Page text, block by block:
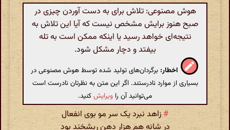
هوش مصنوعی: تلاش برای به دست آوردن چیزی در
صبح هنوز برایش مشخص نیست که آیا این تلاش به
نتیجه‌ای خواهد رسید یا اینکه ممکن است به تله
بیفتد و دچار مشکل شود.
اخطار: برگردان‌های تولید شده توسط هوش مصنوعی در
بسیاری از موارد نادرستند. اگر این متن به نظرتان نادرست است
می‌توانید آن را ویرایشکنید.
# زاهد نبرد یک سر مو بوی انفعال
در شانه هم هزار دهن ریشخند بود